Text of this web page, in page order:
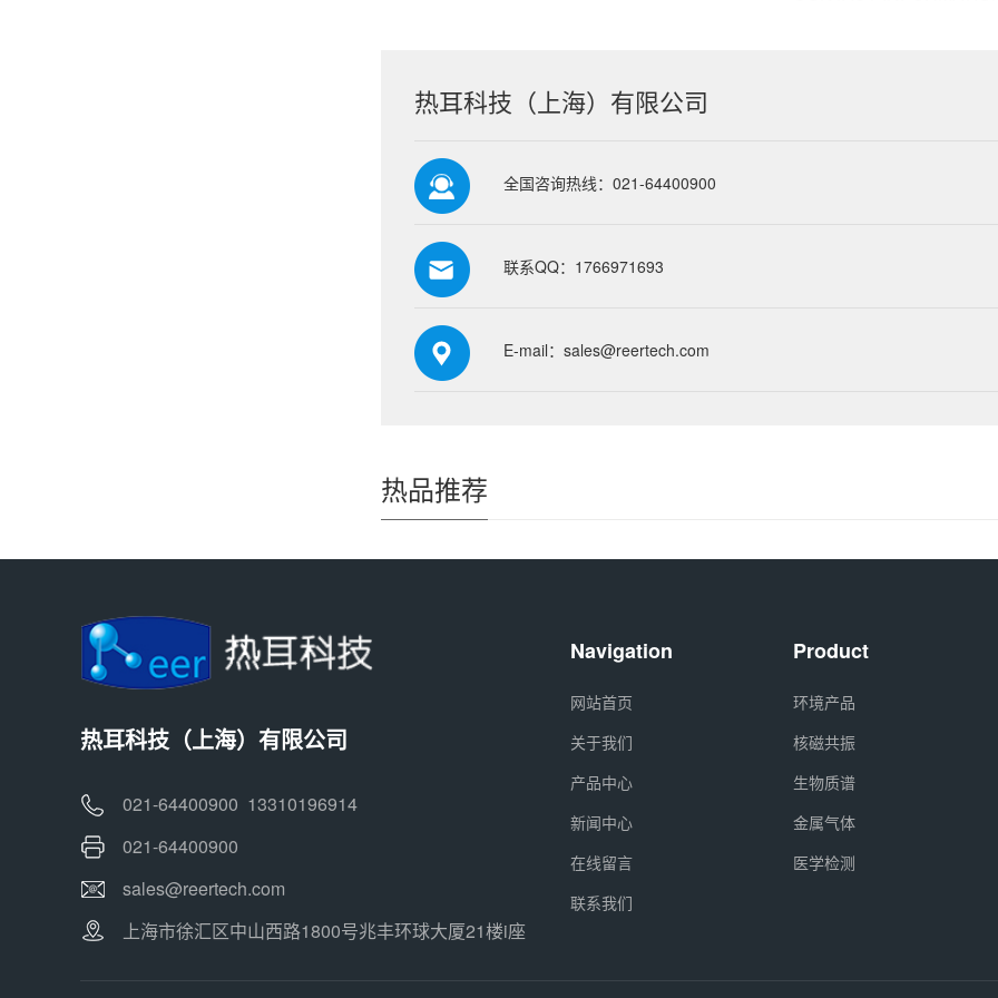
热耳科技（上海）有限公司
全国咨询热线：021-64400900
联系QQ：1766971693
E-mail：sales@reertech.com
热品推荐
热耳科技（上海）有限公司
021-64400900 13310196914
021-64400900
sales@reertech.com
上海市徐汇区中山西路1800号兆丰环球大厦21楼i座
Navigation
网站首页
关于我们
产品中心
新闻中心
在线留言
联系我们
Product
环境产品
核磁共振
生物质谱
金属气体
医学检测